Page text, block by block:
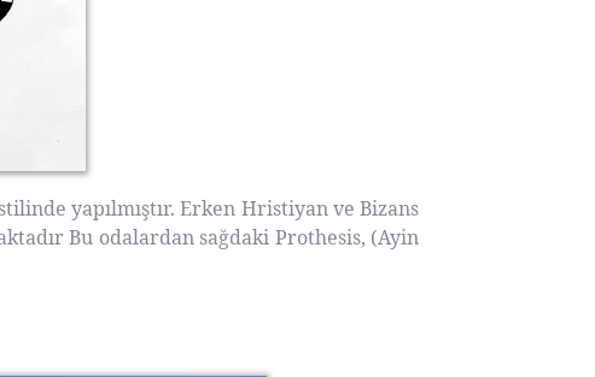
yapılmıştır. Erken Hristiyan ve Bizans
Bu odalardan sağdaki Prothesis, (Ayin